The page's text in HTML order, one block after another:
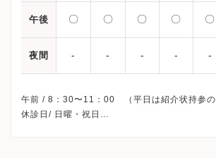
午後 〇 〇 〇 〇 〇
夜間 - - - - -
午前 / 8：30〜11：00 （平日は紹介状持参の
休診日/ 日曜・祝日